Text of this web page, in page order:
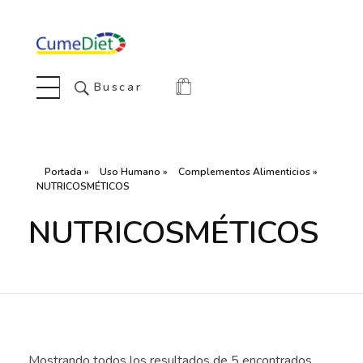
Buscar
Portada » Uso Humano » Complementos Alimenticios»
NUTRICOSMÉTICOS
NUTRICOSMÉTICOS